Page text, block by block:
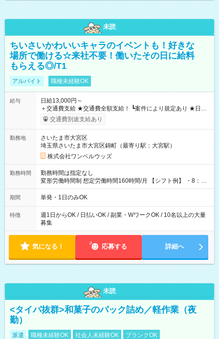
未読
ちいさいかわいいキャラのイベントも！好きな
場所で働ける☆来社不要！働いたその日に給料
もらえる◎/T1
アルバイト 職種未経験OK
給与
日給13,000円～
＋交通費支給 ★交通費全額支給！ ┗案件により規定あり ★日払
いOK！（規定あり） ┗働いたその日に現金GET♪ お仕事後はコ
ンビニATMから 日払い分を引き落とせます！ 【試用期間】試
交通費別途支給あり
勤務地
さいたま市大宮区
埼玉県さいたま市大宮区錦町（最寄り駅：大宮駅）
株式会社ワンベルウッズ
勤務時間
勤務時間は指定なし
変形労働時間制 想定労働時間160時間/月 【シフト例】 ・8：00
～21：00
期間 単発・1日のみOK
特徴
週1日からOK / 日払いOK / 副業・WワークOK / 10名以上の大量
募集
気になる！ 応募する 詳細へ
未読
<タイパ抜群>和菓子のパック詰め／軽作業（夜
勤）
派遣 職種未経験OK 社会人未経験OK
ブランクOK